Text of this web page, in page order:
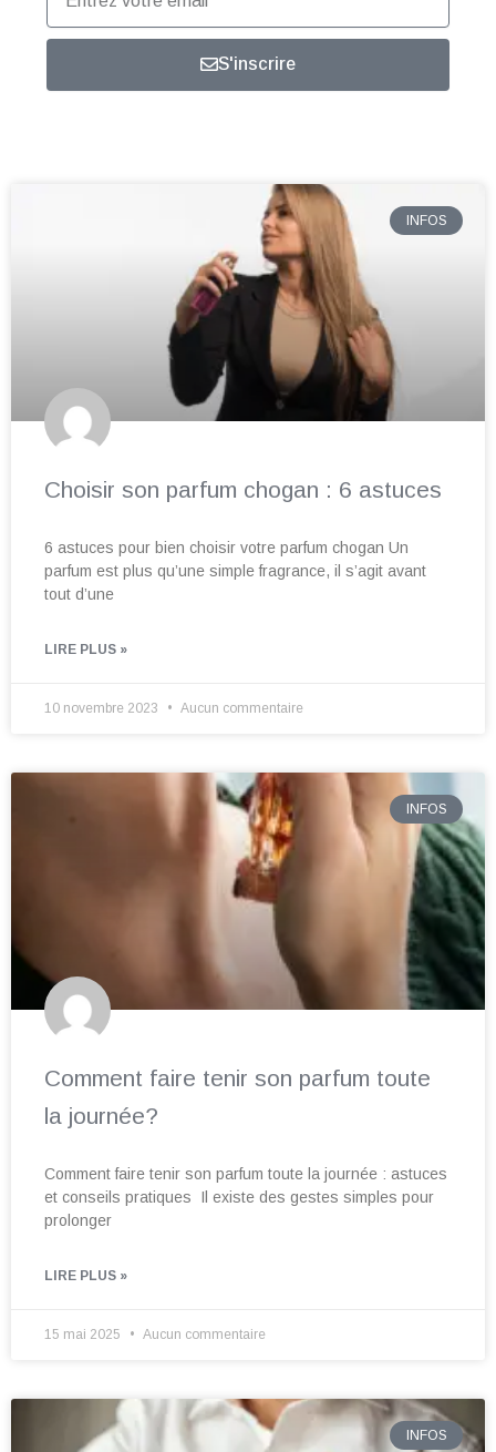
votre
email
S'inscrire
INFOS
Choisir son parfum chogan : 6 astuces
6 astuces pour bien choisir votre parfum chogan Un
parfum est plus qu’une simple fragrance, il s’agit avant
tout d’une
LIRE PLUS »
10 novembre 2023 Aucun commentaire
INFOS
Comment faire tenir son parfum toute
la journée?
Comment faire tenir son parfum toute la journée : astuces
et conseils pratiques Il existe des gestes simples pour
prolonger
LIRE PLUS »
15 mai 2025 Aucun commentaire
INFOS